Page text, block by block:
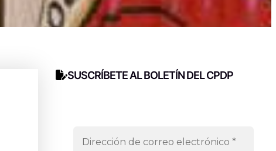
SUSCRÍBETE AL BOLETÍN DEL CPDP